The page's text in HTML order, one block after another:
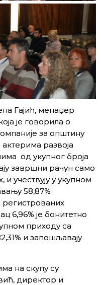
Гајић, менаџер
је говорила о
за општину
развоја
од укупног броја
завршни рачун само
и учествују у укупном
58,87%
регистрованих
6,96% је бонитетно
приходу са
и запошљавају
на скупу су
директор и